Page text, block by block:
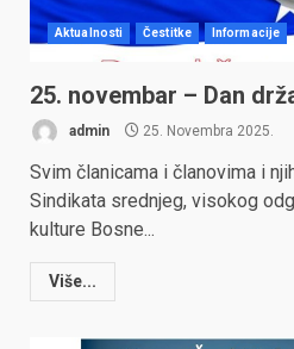
Aktualnosti Čestitke Informacije
25. novembar – Dan
admin 25. Novembra 2025.
Svim članicama i članovima i
Sindikata srednjeg, visokog
kulture Bosne...
Više...